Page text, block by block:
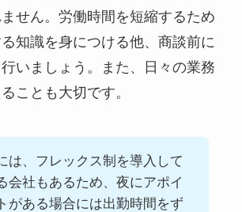
せん。労働時間を短縮するため
知識を身につける他、商談前に
いましょう。また、日々の業務
ことも大切です。
は、フレックス制を導入して
会社もあるため、夜にアポイ
がある場合には出勤時間をず